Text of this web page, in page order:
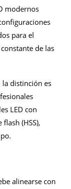
modernos
para el
de las
la distinción es
LED con
(HSS),
alinearse con